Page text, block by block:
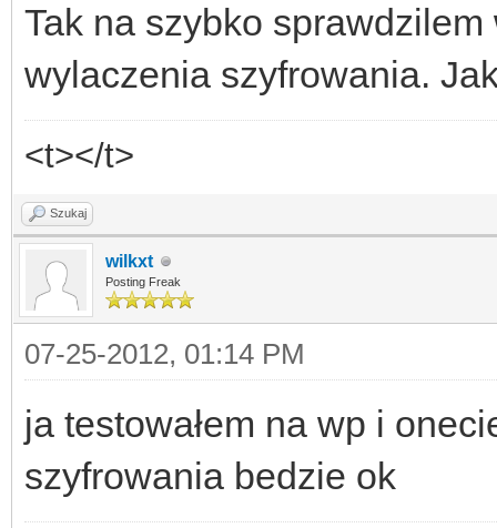
Tak na szybko
wylaczenia szyfrowania.
<t></t>
Szukaj
wilkxt
Posting Freak
07-25-2012, 01:14 PM
ja testowałem na wp i
szyfrowania bedzie ok